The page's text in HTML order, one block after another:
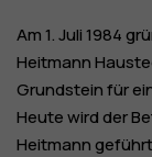
Am 1. Juli 1984
Heitmann
Grundstein für
Heute wird der
Heitmann